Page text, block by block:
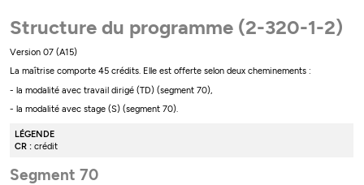
Structure du programme (2-320-1-2)
Version 07 (A15)
La maîtrise comporte 45 crédits. Elle est offerte selon deux cheminements :
- la modalité avec travail dirigé (TD) (segment 70),
- la modalité avec stage (S) (segment 70).
LÉGENDE
CR : crédit
Segment 70